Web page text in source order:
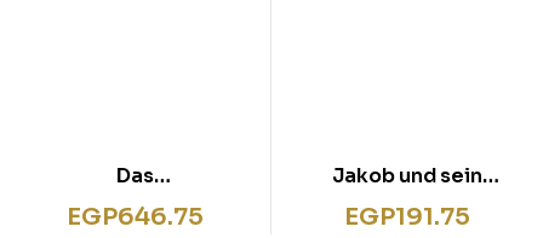
Das
Weihnachtsgeheimnis
EGP646.75
Jakob und sein
Schnuller
EGP191.75